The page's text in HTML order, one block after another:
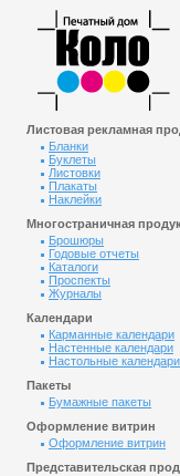
Листовая рекламная
Бланки
Буклеты
Листовки
Плакаты
Наклейки
Многостраничная
Брошюры
Годовые отчеты
Каталоги
Проспекты
Журналы
Календари
Карманные календари
Настенные календари
Настольные календари
Пакеты
Бумажные пакеты
Оформление витрин
Оформление витрин
Представительская